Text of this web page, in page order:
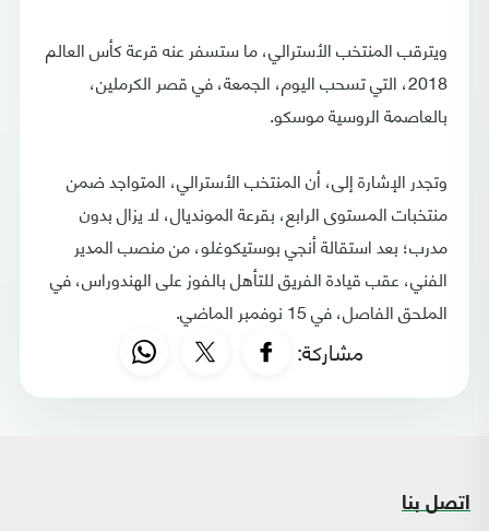
ويترقب المنتخب الأسترالي، ما ستسفر عنه قرعة كأس العالم
2018، التي تسحب اليوم، الجمعة، في قصر الكرملين،
بالعاصمة الروسية موسكو.
وتجدر الإشارة إلى، أن المنتخب الأسترالي، المتواجد ضمن
منتخبات المستوى الرابع، بقرعة المونديال، لا يزال بدون
مدرب؛ بعد استقالة أنجي بوستيكوغلو، من منصب المدير
الفني، عقب قيادة الفريق للتأهل بالفوز على الهندوراس، في
الملحق الفاصل، في 15 نوفمبر الماضي.
مشاركة:
اتصل بنا